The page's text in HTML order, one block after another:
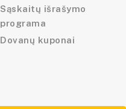
Sąskaitų išrašymo
programa
Dovanų kuponai